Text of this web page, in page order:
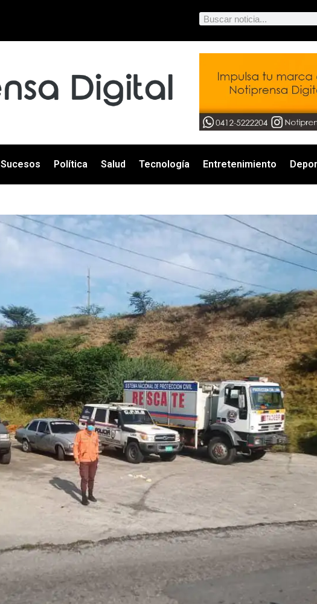
Sucesos Política Salud Tecnología Entretenimiento